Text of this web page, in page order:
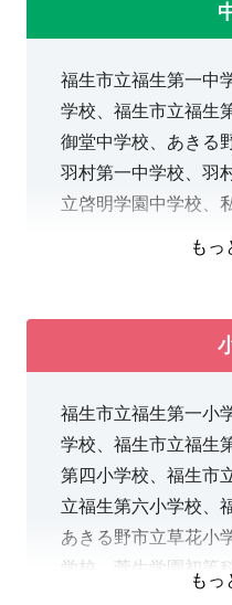
詳細はこちらをクリ
◆授業スペース
一人ひとりのスペー
もしやすい環境です♪
◆自習席
自習
光高校、早稲田実業高
けた学習計画、進捗
＜一般入試対策＞
GMARCH・成成明
大・大東亜帝国 の
直近の3年では、都
京大学・東京都立大
日東駒専…日本・東
四工大…芝浦工業・
機
大東亜帝国…大東文
国士館
福生市立福生第一中
学校、福生市立福生
御堂中学校、あきる
羽村第一中学校、羽
立啓明学園中学校、
都立入試は、基礎問
の近道だということ
習していると損をす
＜当教室が得意な都
青梅総合、片倉、国
平、小平南、小平西
もっ
福生市立福生第一小
学校、福生市立福生
第四小学校、福生市
立福生第六小学校、
あきる野市立草花小
学校、菅生学園初等
もっ